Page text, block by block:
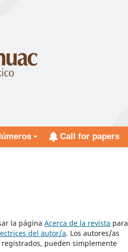
Call for papers
la página Acerca de la revista para
del autor/a. Los autores/as
pueden simplemente